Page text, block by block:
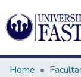
Home